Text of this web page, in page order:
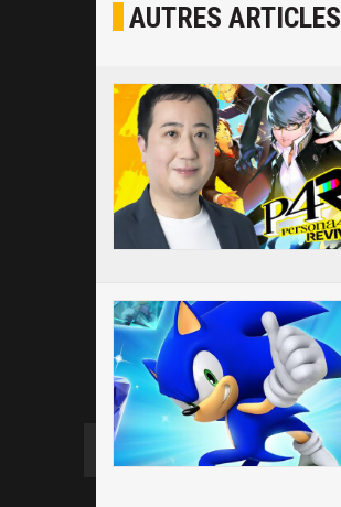
Joyeux
AUTRES ARTICLES